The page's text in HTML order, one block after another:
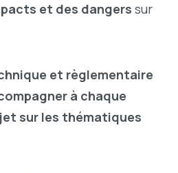
et des dangers sur
et règlementaire
à chaque
sur les thématiques